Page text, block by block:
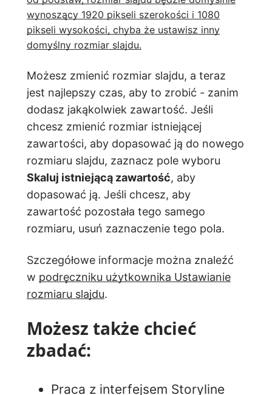
wynoszący 1920 pikseli szerokości i 1080
pikseli wysokości, chyba że ustawisz inny
domyślny rozmiar slajdu.
Możesz zmienić rozmiar slajdu, a teraz
jest najlepszy czas, aby to zrobić - zanim
dodasz jakąkolwiek zawartość. Jeśli
chcesz zmienić rozmiar istniejącej
zawartości, aby dopasować ją do nowego
rozmiaru slajdu, zaznacz pole wyboru
Skaluj istniejącą zawartość, aby
dopasować ją. Jeśli chcesz, aby
zawartość pozostała tego samego
rozmiaru, usuń zaznaczenie tego pola.
Szczegółowe informacje można znaleźć
w podręczniku użytkownika Ustawianie
rozmiaru slajdu.
Możesz także chcieć
zbadać:
Praca z interfejsem Storyline